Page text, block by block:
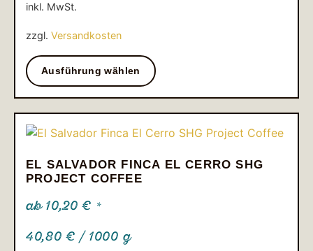
inkl. MwSt.
zzgl. Versandkosten
Ausführung wählen
EL SALVADOR FINCA EL CERRO SHG
PROJECT COFFEE
ab10,20€ *
40,80€/1000 g